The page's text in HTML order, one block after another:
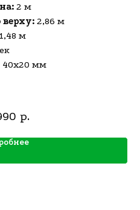
2 м
2,86 м
м
40х20 мм
р.